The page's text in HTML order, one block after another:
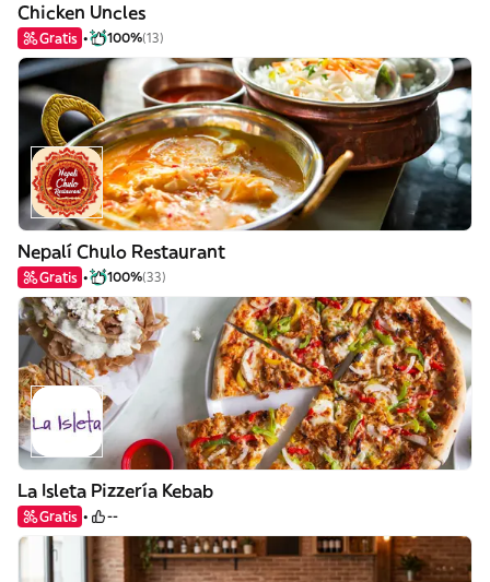
Chicken Uncles
Gratis 100%(13)
Nepalí Chulo Restaurant
Gratis 100%(33)
La Isleta Pizzería Kebab
Gratis --